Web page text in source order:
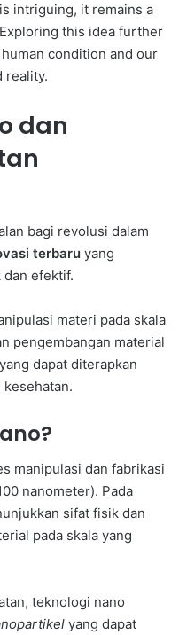
intriguing, it remains a
this idea further
condition and our
reality.
dan
bagi revolusi dalam
terbaru yang
dan efektif.
materi pada skala
pengembangan material
dapat diterapkan
manipulasi dan fabrikasi
nanometer). Pada
sifat fisik dan
pada skala yang
teknologi nano
yang dapat